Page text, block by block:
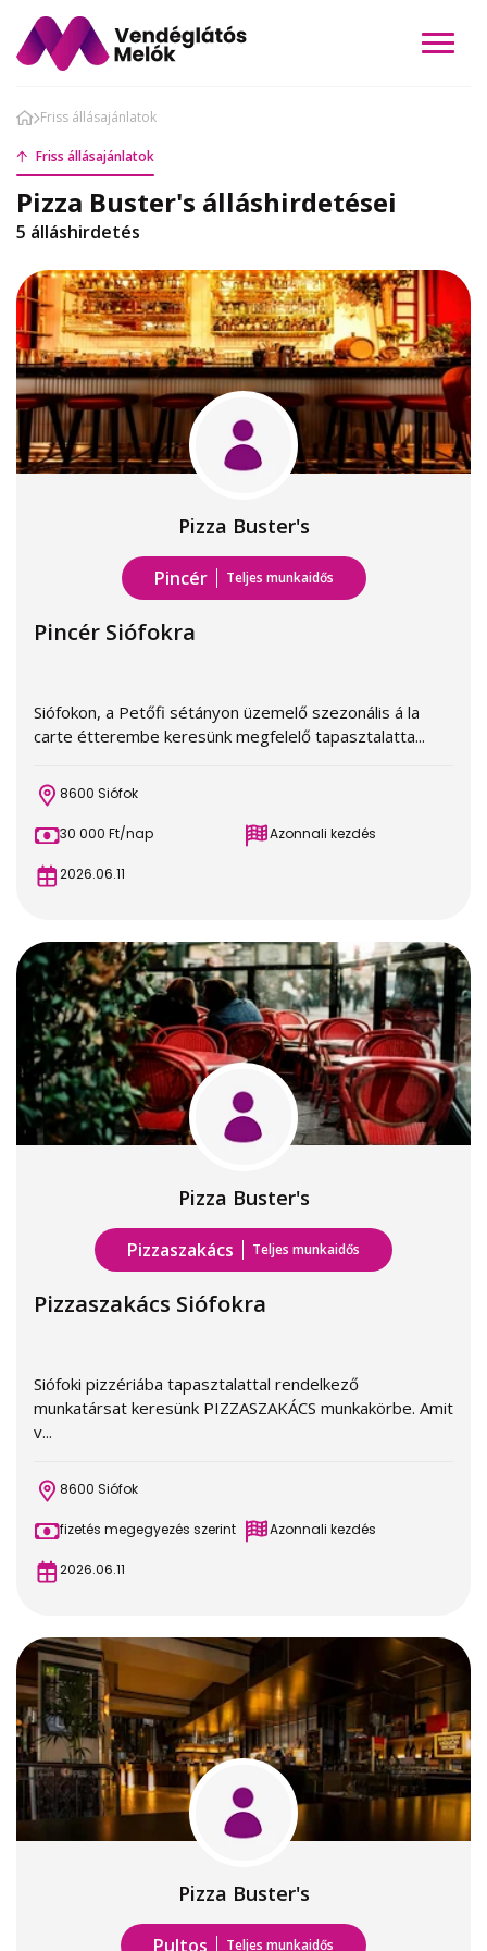
Friss állásajánlatok
Friss állásajánlatok
Pizza Buster's álláshirdetései
5 álláshirdetés
Pizza Buster's
Pincér Teljes munkaidős
Pincér Siófokra
Siófokon, a Petőfi sétányon üzemelő szezonális á la
carte étterembe keresünk megfelelő tapasztalatta...
8600 Siófok
30 000 Ft/nap Azonnali kezdés
2026.06.11
Pizza Buster's
Pizzaszakács Teljes munkaidős
Pizzaszakács Siófokra
Siófoki pizzériába tapasztalattal rendelkező
munkatársat keresünk PIZZASZAKÁCS munkakörbe. Amit
v...
8600 Siófok
fizetés megegyezés szerint Azonnali kezdés
2026.06.11
Pizza Buster's
Pultos Teljes munkaidős